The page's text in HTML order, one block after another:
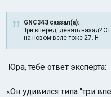
GNC343 сказал(а):
Три вперёд, девять назад?
на новом веле тоже 27. Н
Юра, тебе ответ эксперта:
«Он удивился типа "три